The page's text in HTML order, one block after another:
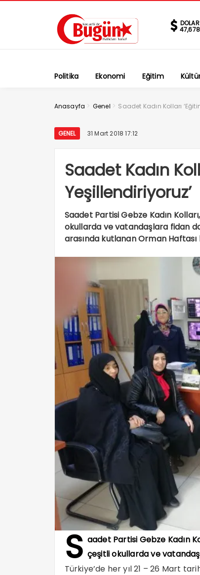
DOLAR
Politika Ekonomi Eğitim
Anasayfa > Genel > Saadet Kadın Kolları
GENEL 31 Mart 2018 17:12
Saadet Kadın
Yeşillendiriyoruz’
Saadet Partisi Gebze Kadın
okullarda ve vatandaşlara fidan
arasında kutlanan Orman Haftası
S aadet Partisi Gebze Kadın
çeşitli okullarda ve
Türkiye’de her yıl 21 – 26 Mart